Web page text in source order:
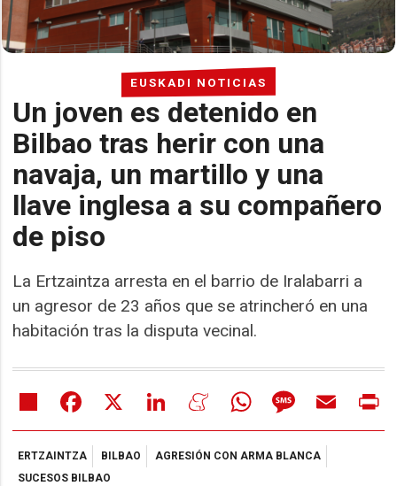
EUSKADI NOTICIAS
Un joven es detenido en
Bilbao tras herir con una
navaja, un martillo y una
llave inglesa a su compañero
de piso
La Ertzaintza arresta en el barrio de Iralabarri a
un agresor de 23 años que se atrincheró en una
habitación tras la disputa vecinal.
Share Facebook LinkedIn MeneameWhatsAppMessageEmail
ERTZAINTZA BILBAO
AGRESIÓN CON ARMA BLANCA
SUCESOS BILBAO